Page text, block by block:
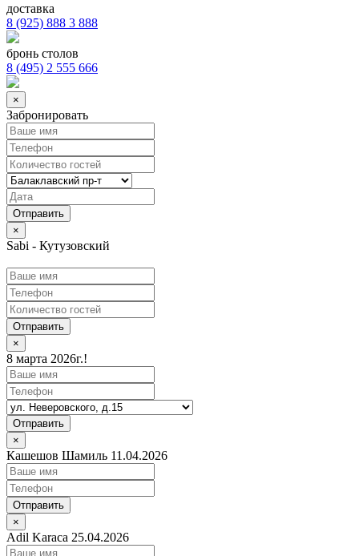
доставка
8 (925) 888 3 888
бронь столов
8 (495) 2 555 666
×
Забронировать
×
Sabi - Кутузовский
Отправить
×
8 марта 2026г.!
Отправить
×
Кашешов Шамиль 11.04.2026
Отправить
×
Adil Karaca 25.04.2026